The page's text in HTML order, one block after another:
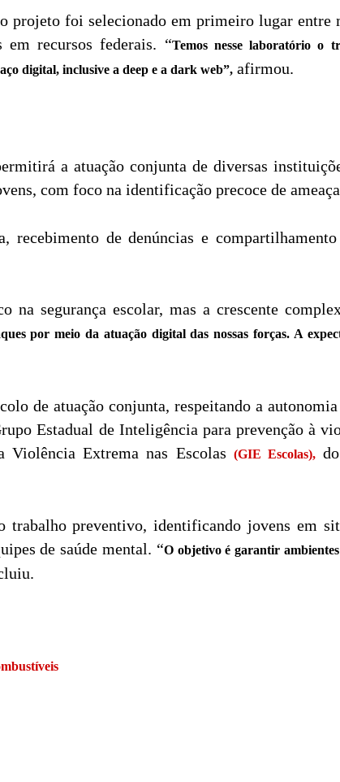
projeto foi selecionado em primeiro lugar entre
recursos federais. “Temos nesse laboratório o
digital, inclusive a deep e a dark web”, afirmou.
a atuação conjunta de diversas
com foco na identificação precoce de
recebimento de denúncias e
na segurança escolar, mas a crescente
por meio da atuação digital das nossas forças. A
de atuação conjunta, respeitando a
Estadual de Inteligência para prevenção à
Violência Extrema nas Escolas (GIE Escolas),do
preventivo, identificando jovens em
de saúde mental. “O objetivo é garantir